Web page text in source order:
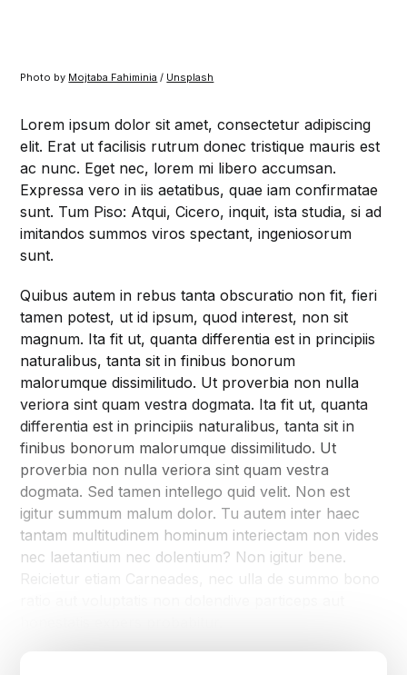
Photo by Mojtaba Fahiminia / Unsplash
Lorem ipsum dolor sit amet, consectetur adipiscing
elit. Erat ut facilisis rutrum donec tristique mauris est
ac nunc. Eget nec, lorem mi libero accumsan.
Expressa vero in iis aetatibus, quae iam confirmatae
sunt. Tum Piso: Atqui, Cicero, inquit, ista studia, si ad
imitandos summos viros spectant, ingeniosorum
sunt.
Quibus autem in rebus tanta obscuratio non fit, fieri
tamen potest, ut id ipsum, quod interest, non sit
magnum. Ita fit ut, quanta differentia est in principiis
naturalibus, tanta sit in finibus bonorum
malorumque dissimilitudo. Ut proverbia non nulla
veriora sint quam vestra dogmata. Ita fit ut, quanta
differentia est in principiis naturalibus, tanta sit in
finibus bonorum malorumque dissimilitudo. Ut
proverbia non nulla veriora sint quam vestra
dogmata. Sed tamen intellego quid velit. Non est
igitur summum malum dolor. Tu autem inter haec
tantam multitudinem hominum interiectam non vides
nec laetantium nec dolentium? Non igitur bene.
Reicietur etiam Carneades, nec ulla de summo bono